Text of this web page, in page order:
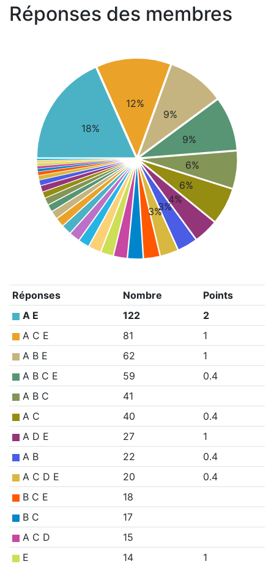
Réponses des membres
18%
12%
9%
9%
6%
6%
4%
3%
3%
Réponses Nombre
Points
A E
122
2
A C E
81
1
A B E
62
1
A B C E
59
0.4
A B C
41
A C
40
0.4
A D E
27
1
A B
22
0.4
A C D E
20
0.4
B C E
18
B C
17
A C D
15
E
14
1